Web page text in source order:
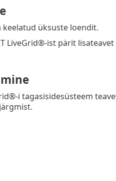
keelatud üksuste loendit.
LiveGrid®-ist pärit
i tagasisidesüsteem